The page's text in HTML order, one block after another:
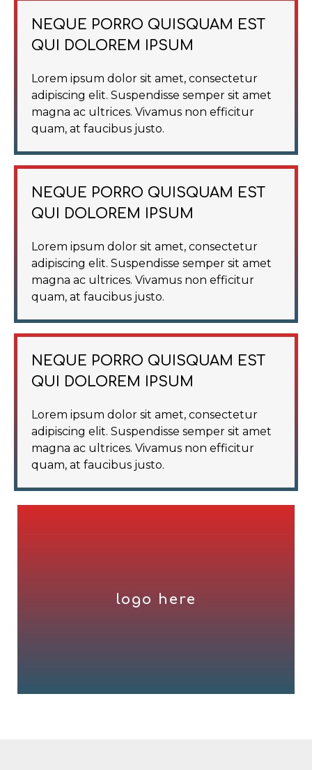
NEQUE PORRO QUISQUAM EST
QUI DOLOREM IPSUM
Lorem ipsum dolor sit amet, consectetur
adipiscing elit. Suspendisse semper sit amet
magna ac ultrices. Vivamus non efficitur
quam, at faucibus justo.
NEQUE PORRO QUISQUAM EST
QUI DOLOREM IPSUM
Lorem ipsum dolor sit amet, consectetur
adipiscing elit. Suspendisse semper sit amet
magna ac ultrices. Vivamus non efficitur
quam, at faucibus justo.
NEQUE PORRO QUISQUAM EST
QUI DOLOREM IPSUM
Lorem ipsum dolor sit amet, consectetur
adipiscing elit. Suspendisse semper sit amet
magna ac ultrices. Vivamus non efficitur
quam, at faucibus justo.
logo here